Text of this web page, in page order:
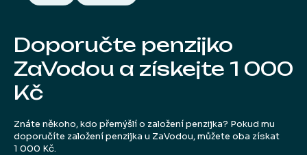
Doporučte penzijko
ZaVodou a získejte 1 000
Kč
Znáte někoho, kdo přemýšlí o založení penzijka? Pokud mu
doporučíte založení penzijka u ZaVodou, můžete oba získat
1 000 Kč.